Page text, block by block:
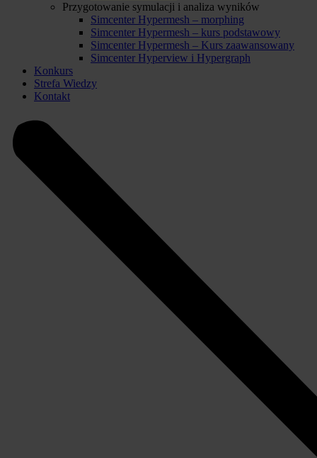
Przygotowanie symulacji i analiza wyników
Simcenter Hypermesh – morphing
Simcenter Hypermesh – kurs podstawowy
Simcenter Hypermesh – Kurs zaawansowany
Simcenter Hyperview i Hypergraph
Konkurs
Strefa Wiedzy
Kontakt